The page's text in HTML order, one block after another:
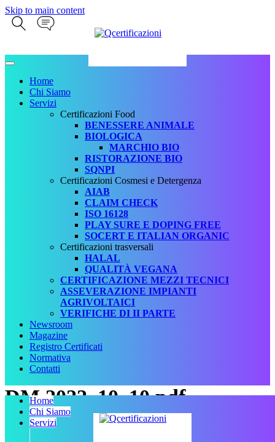
Skip to main content
Home
Chi Siamo
Servizi
Certificazioni Food
BENESSERE ANIMALE
BIOLOGICA
MARCHIO BIO
RISTORAZIONE BIO
SQNPI
Certificazioni Cosmesi e Detergenza
AIAB
CLAIM CHECK
ISO 16128
PLAY SURE E DOPING FREE
SOCERT E ITALIAN ORGANIC
Certificazioni trasversali
HALAL
QUALITÀ VEGANA
CERTIFICAZIONE MEZZI TECNICI
ASSEVERAZIONE IMPIANTI
AGRIVOLTAICI
VERIFICHE DI II PARTE
Newsroom
Magazine
Registro Certificati
Normativa
Contatti
Home
Chi Siamo
Servizi
DM 2022_10_10.pdf